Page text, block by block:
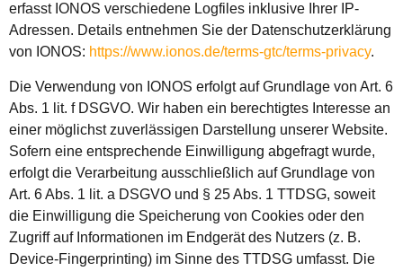
erfasst IONOS verschiedene Logfiles inklusive Ihrer IP-
Adressen. Details entnehmen Sie der Datenschutzerklärung
von IONOS: https://www.ionos.de/terms-gtc/terms-privacy.
Die Verwendung von IONOS erfolgt auf Grundlage von Art. 6
Abs. 1 lit. f DSGVO. Wir haben ein berechtigtes Interesse an
einer möglichst zuverlässigen Darstellung unserer Website.
Sofern eine entsprechende Einwilligung abgefragt wurde,
erfolgt die Verarbeitung ausschließlich auf Grundlage von
Art. 6 Abs. 1 lit. a DSGVO und § 25 Abs. 1 TTDSG, soweit
die Einwilligung die Speicherung von Cookies oder den
Zugriff auf Informationen im Endgerät des Nutzers (z. B.
Device-Fingerprinting) im Sinne des TTDSG umfasst. Die